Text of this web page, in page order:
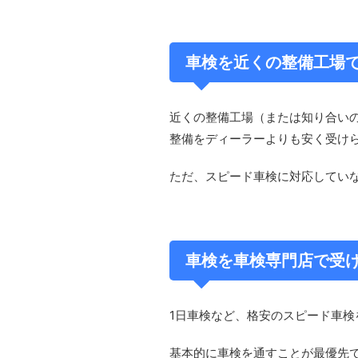
車検を近くの整備工場
近くの整備工場（または知り合い
整備をディーラーよりも安く受け
ただ、スピード車検に対応してい
車検を車検専門店で受
1日車検など、格安のスピード車
基本的に車検を通すことが最優先